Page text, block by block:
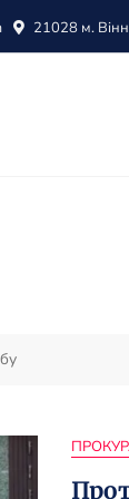
21028 м.